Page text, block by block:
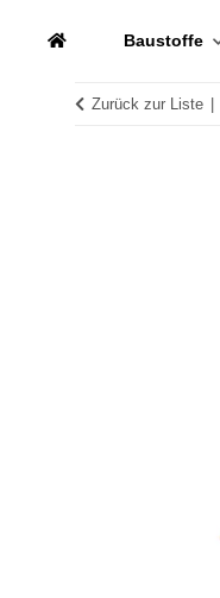
Baustoffe
Zurück zur Liste